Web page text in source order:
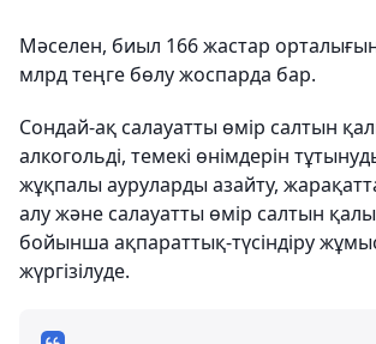
Мәселен, биыл 166 жастар
млрд теңге бөлу жоспарда бар.
Сондай-ақ салауатты өмір салтын
алкогольді, темекі өнімдерін
жұқпалы ауруларды азайту,
алу және салауатты өмір салтын
бойынша ақпараттық-түсіндіру
жүргізілуде.